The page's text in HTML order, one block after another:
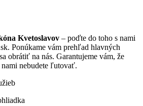
Kvetoslavov – poďte do toho s nami
Ponúkame vám prehľad hlavných
obrátiť na nás. Garantujeme vám, že
nami nebudete ľutovať.